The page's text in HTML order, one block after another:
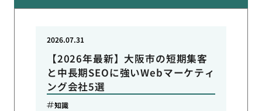
【2026年最新】大阪市の短期集客
と中長期SEOに強いWebマーケティ
ング会社5選
2026.07.31
知識